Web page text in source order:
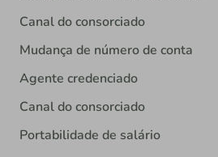
Canal do consorciado
Mudança de número de conta
Agente credenciado
Canal do consorciado
Portabilidade de salário